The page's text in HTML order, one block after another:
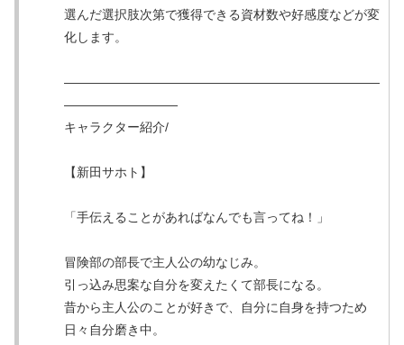
選んだ選択肢次第で獲得できる資材数や好感度などが変
化します。
―――――――――――――――――――――――――
―――――――――
キャラクター紹介/
【新田サホト】
「手伝えることがあればなんでも言ってね！」
冒険部の部長で主人公の幼なじみ。
引っ込み思案な自分を変えたくて部長になる。
昔から主人公のことが好きで、自分に自身を持つため
日々自分磨き中。